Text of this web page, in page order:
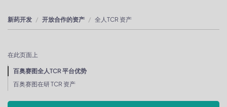
新药开发 开放合作的资产 全人TCR 资产
在此页面上
百奥赛图全人TCR 平台优势
百奥赛图在研 TCR 资产